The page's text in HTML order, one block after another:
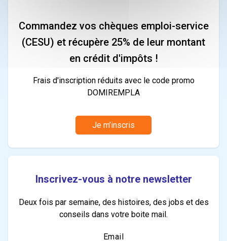
Commandez vos chèques emploi-service
(CESU) et récupère 25% de leur montant
en crédit d'impôts !
Frais d'inscription réduits avec le code promo
DOMIREMPLA
Je m’inscris
Inscrivez-vous à notre newsletter
Deux fois par semaine, des histoires, des jobs et des
conseils dans votre boite mail.
Email